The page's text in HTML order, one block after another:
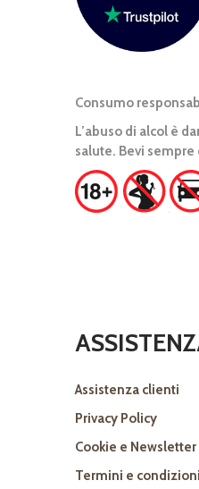
Consumo
L’abuso di alcol è
salute. Bevi
Assistenza clienti
Privacy Policy
Cookie e Newsletter
Termini e condizioni